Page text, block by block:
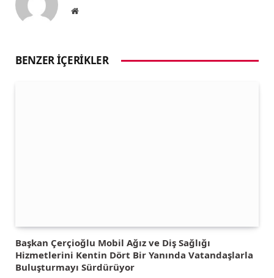
Website
BENZER İÇERIKLER
Başkan Çerçioğlu Mobil Ağız ve Diş Sağlığı
Hizmetlerini Kentin Dört Bir Yanında Vatandaşlarla
Buluşturmayı Sürdürüyor